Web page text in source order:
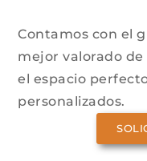
Contamos con el
mejor valorado de
el espacio
personalizados.